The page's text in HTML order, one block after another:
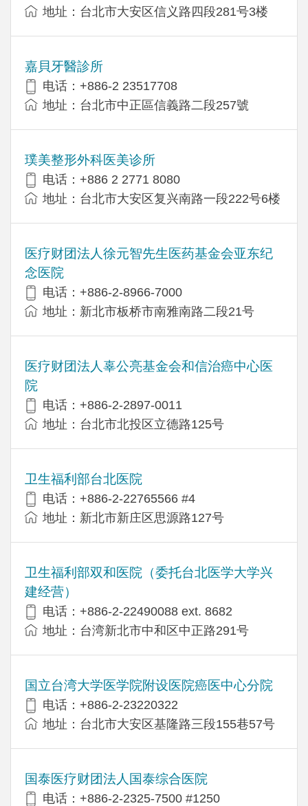
地址：台北市大安区信义路四段281号3楼
嘉貝牙醫診所
电话：+886-2 23517708
地址：台北市中正區信義路二段257號
璞美整形外科医美诊所
电话：+886 2 2771 8080
地址：台北市大安区复兴南路一段222号6楼
医疗财团法人徐元智先生医药基金会亚东纪
念医院
电话：+886-2-8966-7000
地址：新北市板桥市南雅南路二段21号
医疗财团法人辜公亮基金会和信治癌中心医
院
电话：+886-2-2897-0011
地址：台北市北投区立德路125号
卫生福利部台北医院
电话：+886-2-22765566 #4
地址：新北市新庄区思源路127号
卫生福利部双和医院（委托台北医学大学兴
建经营）
电话：+​886-2-22490088 ext. 8682
地址：台湾新北市中和区中正路291号
国立台湾大学医学院附设医院癌医中心分院
电话：+886-2-23220322
地址：台北市大安区基隆路三段155巷57号
国泰医疗财团法人国泰综合医院
电话：+886-2-2325-7500 #1250